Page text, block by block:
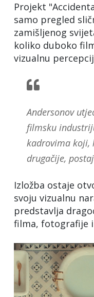
Projekt
samo pregled
zamišljenog
koliko duboko
vizualnu
Andersonov
filmsku
kadrovima koji,
drugačije,
Izložba ostaje
svoju vizualnu
predstavlja
filma, fotografije i